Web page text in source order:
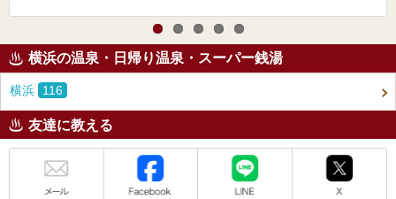
横浜の温泉・日帰り温泉・スーパー銭湯
横浜 116
友達に教える